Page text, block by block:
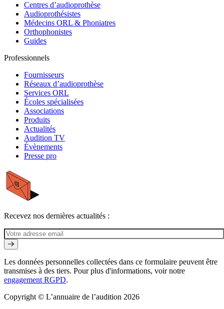
Centres d’audioprothèse
Audioprothésistes
Médecins ORL & Phoniatres
Orthophonistes
Guides
Professionnels
Fournisseurs
Réseaux d’audioprothèse
Services ORL
Écoles spécialisées
Associations
Produits
Actualités
Audition TV
Évènements
Presse pro
Recevez nos dernières actualités :
Les données personnelles collectées dans ce formulaire peuvent être
transmises à des tiers. Pour plus d'informations, voir notre
engagement RGPD.
Copyright © L’annuaire de l’audition 2026